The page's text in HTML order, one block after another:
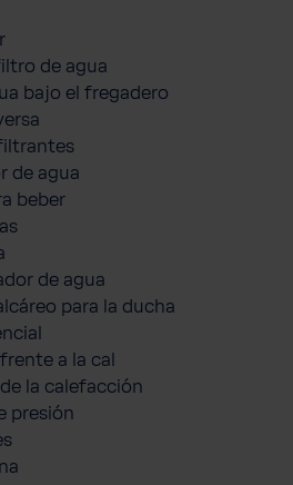
de agua
bajo el fregadero
de agua
beber
de agua
para la ducha
a la cal
la calefacción
presión